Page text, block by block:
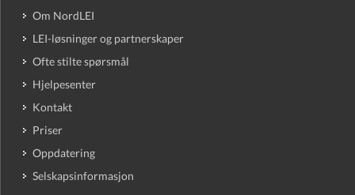
Om NordLEI
LEI-løsninger og partnerskaper
Ofte stilte spørsmål
Hjelpesenter
Kontakt
Priser
Oppdatering
Selskapsinformasjon